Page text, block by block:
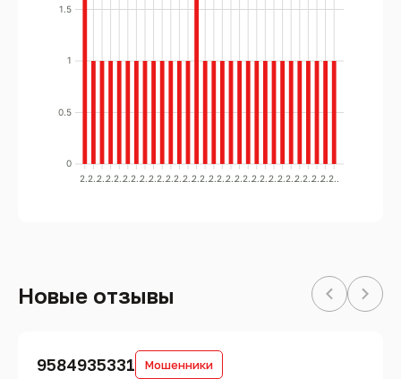
0
0.5
1
1.5
2..2..2..2..2..2..2..2..2..2..2..2..2..2..2..2..2..2..2..2..2..2..2..2..2..2..2..2..2..2..
Новые отзывы
9584935331 Мошенники